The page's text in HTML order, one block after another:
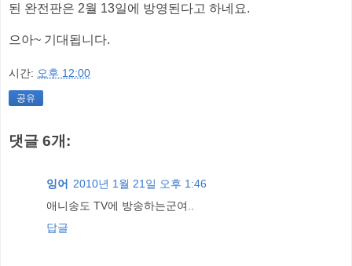
된 완전판은 2월 13일에 방영된다고 하네요.
으아~ 기대됩니다.
시간: 오후 12:00
공유
댓글 6개:
잉어
2010년 1월 21일 오후 1:46
애니송도 TV에 방송하는군여..
답글